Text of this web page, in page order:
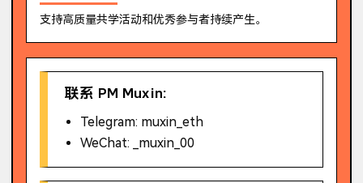
支持高质量共学活动和优秀参与者持续产生。
联系 PM Muxin:
Telegram: muxin_eth
WeChat: _muxin_00